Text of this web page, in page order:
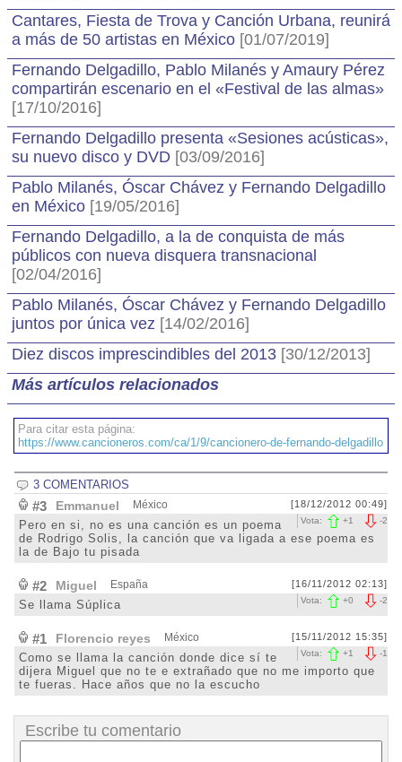
Cantares, Fiesta de Trova y Canción Urbana, reunirá
a más de 50 artistas en México [01/07/2019]
Fernando Delgadillo, Pablo Milanés y Amaury Pérez
compartirán escenario en el «Festival de las almas»
[17/10/2016]
Fernando Delgadillo presenta «Sesiones acústicas»,
su nuevo disco y DVD [03/09/2016]
Pablo Milanés, Óscar Chávez y Fernando Delgadillo
en México [19/05/2016]
Fernando Delgadillo, a la de conquista de más
públicos con nueva disquera transnacional
[02/04/2016]
Pablo Milanés, Óscar Chávez y Fernando Delgadillo
juntos por única vez [14/02/2016]
Diez discos imprescindibles del 2013 [30/12/2013]
Más artículos relacionados
Para citar esta página:
https://www.cancioneros.com/ca/1/9/cancionero-de-fernando-delgadillo
3 COMENTARIOS
#3 Emmanuel México [18/12/2012 00:49]
-2
Vota: +1
Pero en si, no es una canción es un poema
de Rodrigo Solis, la canción que va ligada a ese poema es
la de Bajo tu pisada
#2 Miguel España [16/11/2012 02:13]
-2
Vota: +0
Se llama Súplica
#1 Florencio reyes México [15/11/2012 15:35]
-1
Vota: +1
Como se llama la canción donde dice sí te
dijera Miguel que no te e extrañado que no me importo que
te fueras. Hace años que no la escucho
Escribe tu comentario